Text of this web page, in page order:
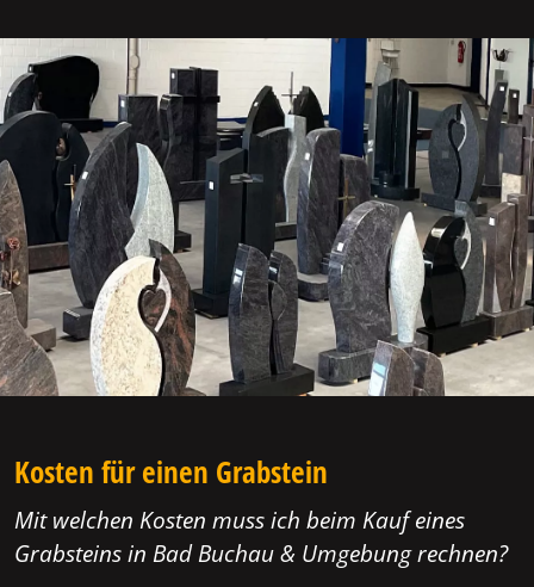
Kosten für einen Grabstein
Mit welchen Kosten muss ich beim Kauf eines
Grabsteins in Bad Buchau & Umgebung rechnen?